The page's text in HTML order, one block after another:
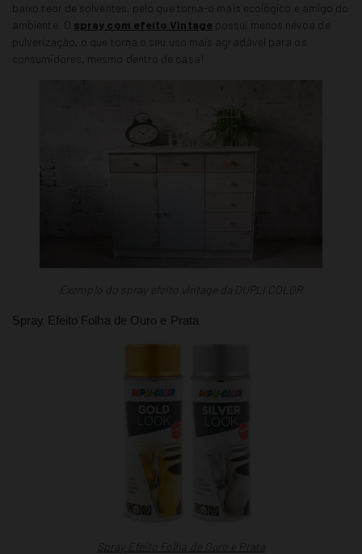
baixo teor de solventes, pelo que torna-o mais ecológico e amigo do
ambiente. O spray com efeito Vintage possui menos névoa de
pulverização, o que torna o seu uso mais agradável para os
consumidores, mesmo dentro de casa!
Exemplo do spray efeito vintage da DUPLI COLOR
Spray Efeito Folha de Ouro e Prata
Spray Efeito Folha de Ouro e Prata